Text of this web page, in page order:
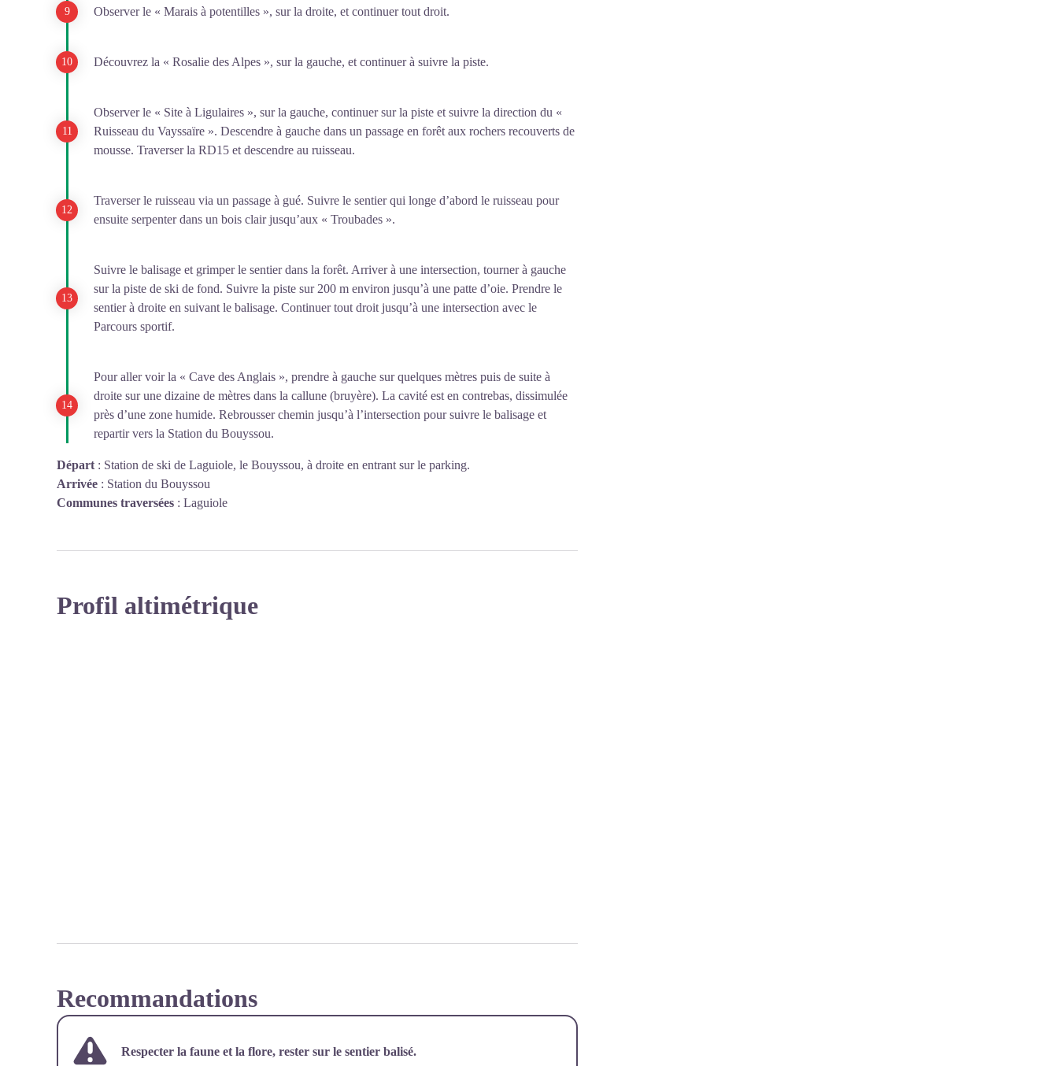
Observer le « Marais à potentilles », sur la droite, et continuer tout droit.
Découvrez la « Rosalie des Alpes », sur la gauche, et continuer à suivre la piste.
Observer le « Site à Ligulaires », sur la gauche, continuer sur la piste et suivre la direction du «
Ruisseau du Vayssaïre ». Descendre à gauche dans un passage en forêt aux rochers recouverts de
mousse. Traverser la RD15 et descendre au ruisseau.
Traverser le ruisseau via un passage à gué. Suivre le sentier qui longe d’abord le ruisseau pour
ensuite serpenter dans un bois clair jusqu’aux « Troubades ».
Suivre le balisage et grimper le sentier dans la forêt. Arriver à une intersection, tourner à gauche
sur la piste de ski de fond. Suivre la piste sur 200 m environ jusqu’à une patte d’oie. Prendre le
sentier à droite en suivant le balisage. Continuer tout droit jusqu’à une intersection avec le
Parcours sportif.
Pour aller voir la « Cave des Anglais », prendre à gauche sur quelques mètres puis de suite à
droite sur une dizaine de mètres dans la callune (bruyère). La cavité est en contrebas, dissimulée
près d’une zone humide. Rebrousser chemin jusqu’à l’intersection pour suivre le balisage et
repartir vers la Station du Bouyssou.
Départ : Station de ski de Laguiole, le Bouyssou, à droite en entrant sur le parking.
Arrivée : Station du Bouyssou
Communes traversées : Laguiole
Profil altimétrique
Recommandations
Respecter la faune et la flore, rester sur le sentier balisé.